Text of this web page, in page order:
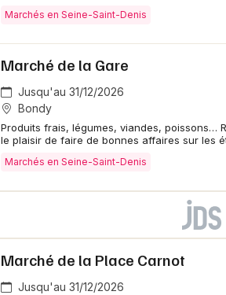
Marchés en Seine-Saint-Denis
Marché de la Gare
Jusqu'au 31/12/2026
Bondy
Produits frais, légumes, viandes, poissons…
le plaisir de faire de bonnes affaires sur les
Marchés en Seine-Saint-Denis
Marché de la Place Carnot
Jusqu'au 31/12/2026